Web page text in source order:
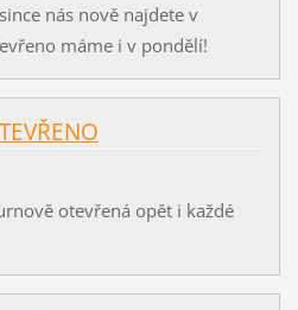
nás nově najdete v
máme i v pondělí!
otevřená opět i každé